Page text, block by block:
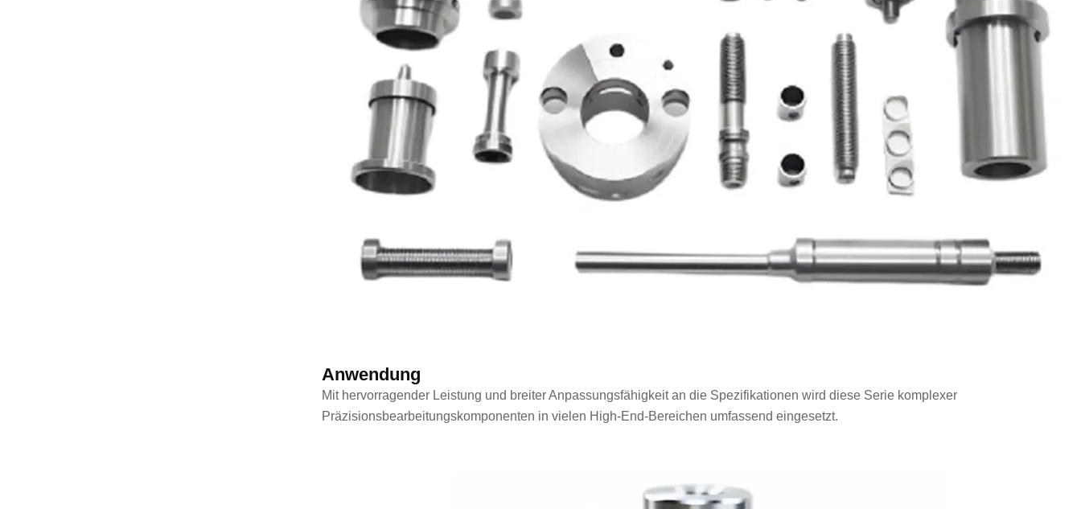
Anwendung
Mit hervorragender Leistung und breiter Anpassungsfähigkeit an die Spezifikationen wird diese Serie komplexer
Präzisionsbearbeitungskomponenten in vielen High-End-Bereichen umfassend eingesetzt.